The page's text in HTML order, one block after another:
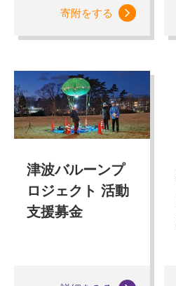
寄附をする
津波バルーンプ
ロジェクト 活動
支援募金